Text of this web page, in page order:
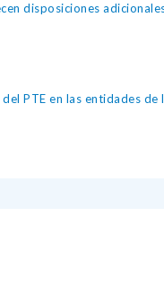
disposiciones
PTE en las entidades de